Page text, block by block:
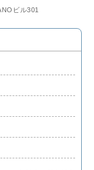
ビル301